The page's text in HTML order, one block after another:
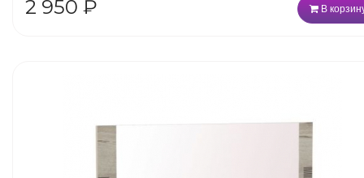
2 950 ₽ В